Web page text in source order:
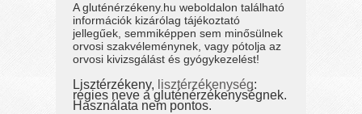
A gluténérzékeny.hu weboldalon található
információk kizárólag tájékoztató
jellegűek, semmiképpen sem minősülnek
orvosi szakvéleménynek, vagy pótolja az
orvosi kivizsgálást és gyógykezelést!
Lisztérzékeny, lisztérzékenység:
régies neve a gluténérzékenységnek.
Használata nem pontos.